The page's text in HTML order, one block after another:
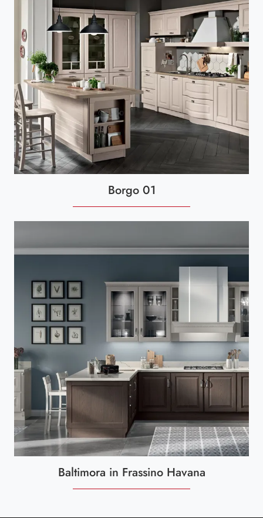
Borgo 01
Baltimora in Frassino Havana